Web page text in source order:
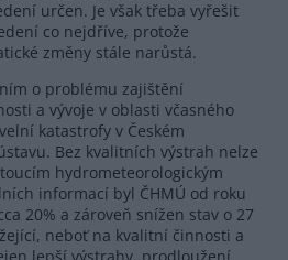
určen. Je však třeba vyřešit
co nejdříve, protože
změny stále narůstá.
o problému zajištění
a vývoje v oblasti včasného
katastrofy v Českém
Bez kvalitních výstrah nelze
hydrometeorologickým
informací byl ČHMÚ od roku
20% a zároveň snížen stav o 27
neboť na kvalitní činnosti a